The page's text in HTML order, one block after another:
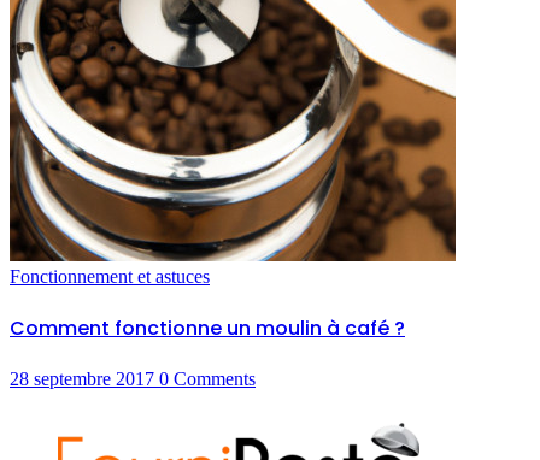
Fonctionnement et astuces
Comment fonctionne un moulin à café ?
28 septembre 2017 0 Comments